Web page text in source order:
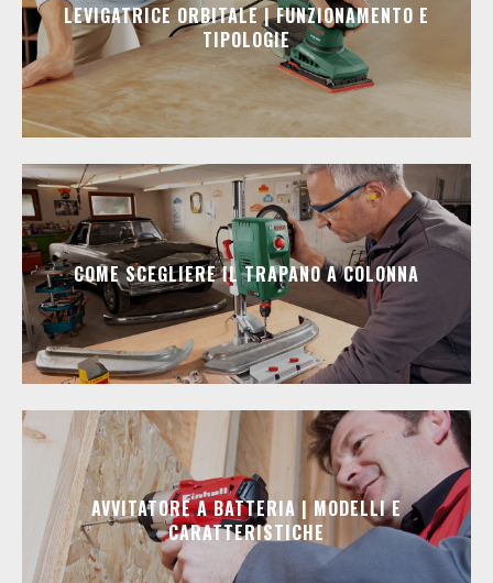
LEVIGATRICE ORBITALE | FUNZIONAMENTO E
TIPOLOGIE
COME SCEGLIERE IL TRAPANO A COLONNA
AVVITATORE A BATTERIA | MODELLI E
CARATTERISTICHE